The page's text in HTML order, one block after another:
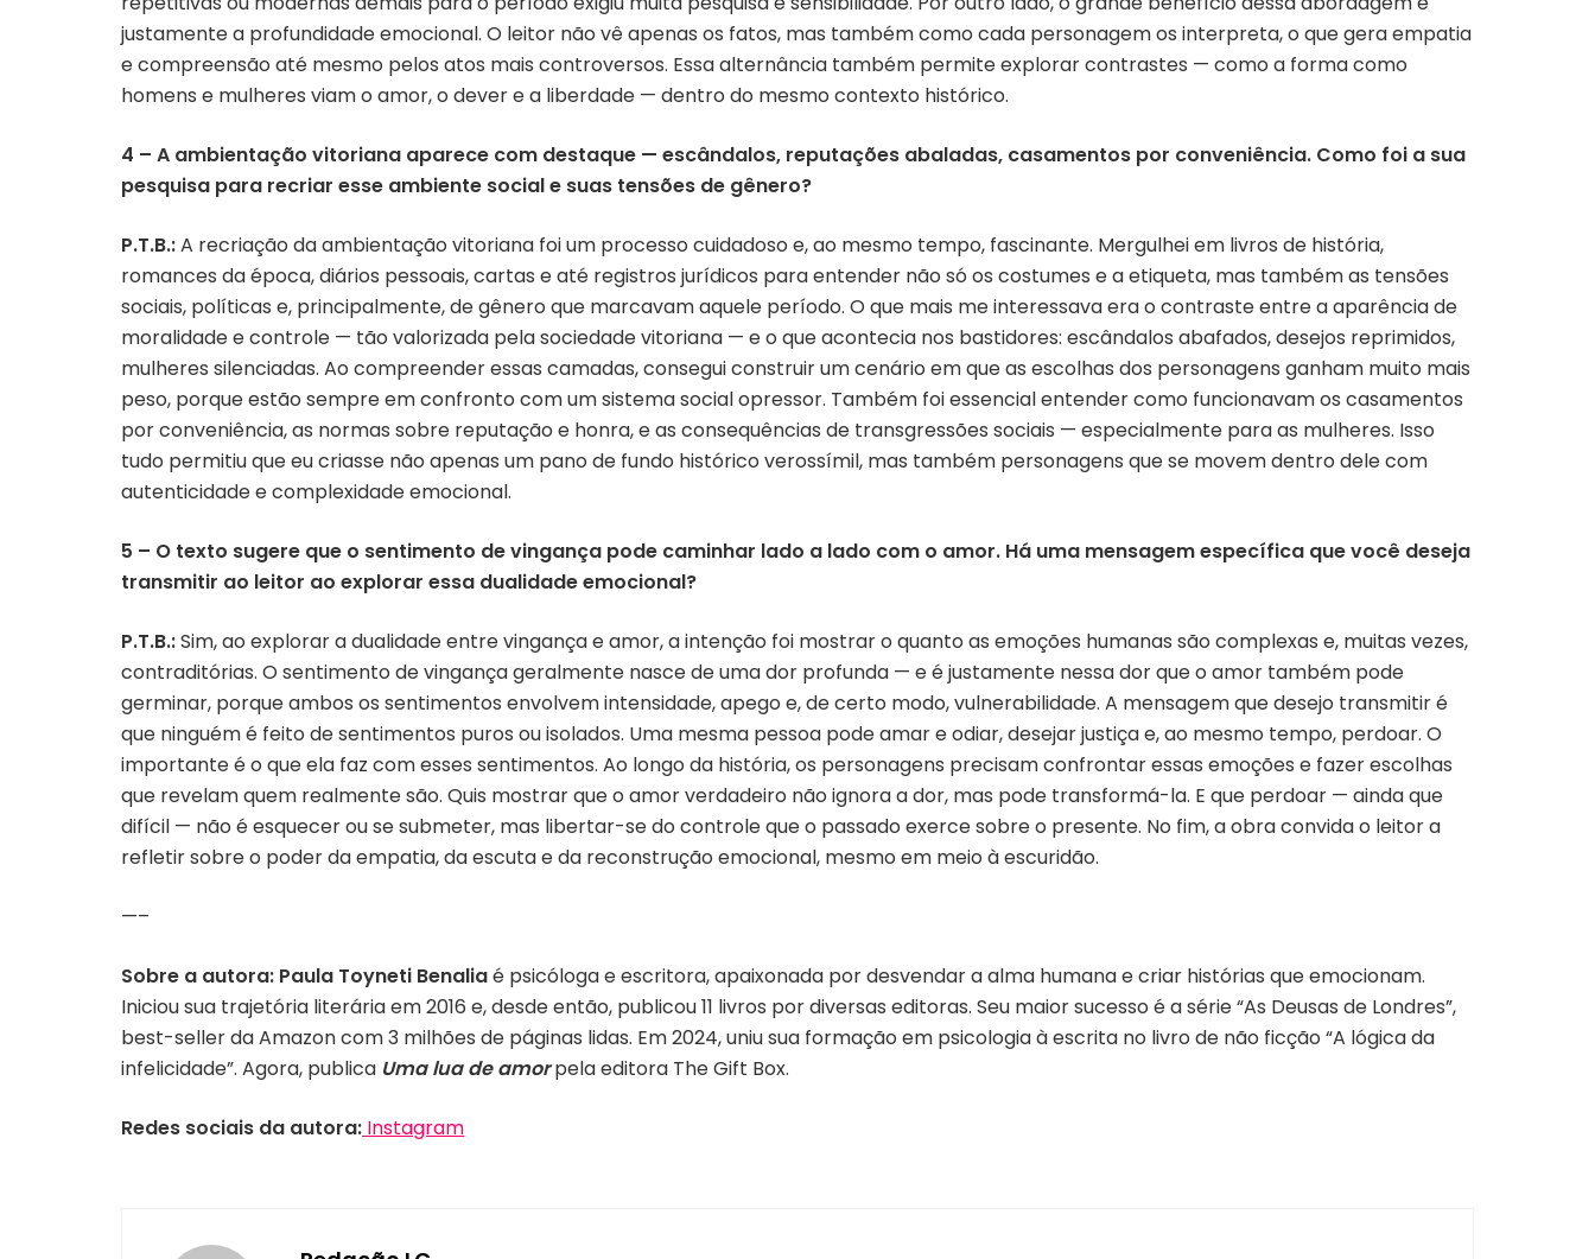
justamente a profundidade emocional. O leitor não vê apenas os fatos, mas também como cada personagem os interpreta, o que gera empatia
e compreensão até mesmo pelos atos mais controversos. Essa alternância também permite explorar contrastes — como a forma como
homens e mulheres viam o amor, o dever e a liberdade — dentro do mesmo contexto histórico.
4 – A ambientação vitoriana aparece com destaque — escândalos, reputações abaladas, casamentos por conveniência. Como foi a sua
pesquisa para recriar esse ambiente social e suas tensões de gênero?
P.T.B.:A recriação da ambientação vitoriana foi um processo cuidadoso e, ao mesmo tempo, fascinante. Mergulhei em livros de história,
romances da época, diários pessoais, cartas e até registros jurídicos para entender não só os costumes e a etiqueta, mas também as tensões
sociais, políticas e, principalmente, de gênero que marcavam aquele período. O que mais me interessava era o contraste entre a aparência de
moralidade e controle — tão valorizada pela sociedade vitoriana — e o que acontecia nos bastidores: escândalos abafados, desejos reprimidos,
mulheres silenciadas. Ao compreender essas camadas, consegui construir um cenário em que as escolhas dos personagens ganham muito mais
peso, porque estão sempre em confronto com um sistema social opressor. Também foi essencial entender como funcionavam os casamentos
por conveniência, as normas sobre reputação e honra, e as consequências de transgressões sociais — especialmente para as mulheres. Isso
tudo permitiu que eu criasse não apenas um pano de fundo histórico verossímil, mas também personagens que se movem dentro dele com
autenticidade e complexidade emocional.
5 – O texto sugere que o sentimento de vingança pode caminhar lado a lado com o amor. Há uma mensagem específica que você deseja
transmitir ao leitor ao explorar essa dualidade emocional?
P.T.B.:Sim, ao explorar a dualidade entre vingança e amor, a intenção foi mostrar o quanto as emoções humanas são complexas e, muitas vezes,
contraditórias. O sentimento de vingança geralmente nasce de uma dor profunda — e é justamente nessa dor que o amor também pode
germinar, porque ambos os sentimentos envolvem intensidade, apego e, de certo modo, vulnerabilidade. A mensagem que desejo transmitir é
que ninguém é feito de sentimentos puros ou isolados. Uma mesma pessoa pode amar e odiar, desejar justiça e, ao mesmo tempo, perdoar. O
importante é o que ela faz com esses sentimentos. Ao longo da história, os personagens precisam confrontar essas emoções e fazer escolhas
que revelam quem realmente são. Quis mostrar que o amor verdadeiro não ignora a dor, mas pode transformá-la. E que perdoar — ainda que
difícil — não é esquecer ou se submeter, mas libertar-se do controle que o passado exerce sobre o presente. No fim, a obra convida o leitor a
refletir sobre o poder da empatia, da escuta e da reconstrução emocional, mesmo em meio à escuridão.
—–
Sobre a autora: Paula Toyneti Benaliaé psicóloga e escritora, apaixonada por desvendar a alma humana e criar histórias que emocionam.
Iniciou sua trajetória literária em 2016 e, desde então, publicou 11 livros por diversas editoras. Seu maior sucesso é a série “As Deusas de Londres”,
best-seller da Amazon com 3 milhões de páginas lidas. Em 2024, uniu sua formação em psicologia à escrita no livro de não ficção “A lógica da
infelicidade”. Agora, publica Uma lua de amorpela editora The Gift Box.
Redes sociais da autora: Instagram